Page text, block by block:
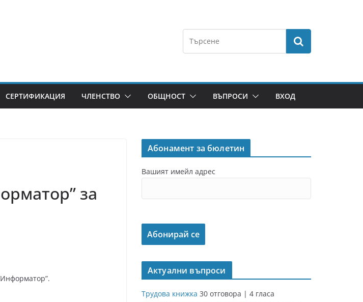
СЕРТИФИКАЦИЯ ЧЛЕНСТВО ОБЩНОСТ ВЪПРОСИ ВХОД
за
Абонамент за бюлетин
Вашият имейл адрес
Актуални въпроси
Трудова книжка 30 отговора | 4 гласа